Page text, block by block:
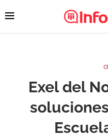
Exel del